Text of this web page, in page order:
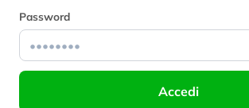
Password
Accedi